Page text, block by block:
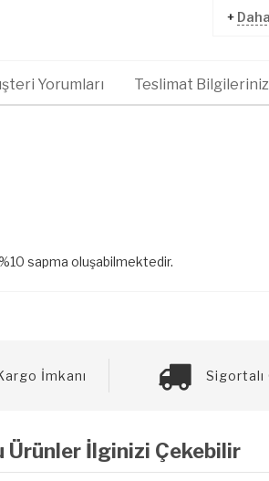
+
Yorumları Teslimat Bilgileriniz
sapma oluşabilmektedir.
İmkanı Sigortalı
Ürünler İlginizi Çekebilir